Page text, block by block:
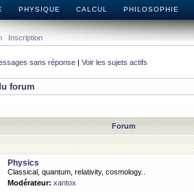
PHYSIQUE CALCUL PHILOSOPHIE
Inscription
sans réponse | Voir les sujets actifs
forum
Forum
Physics
Classical, quantum, relativity, cosmology..
Modérateur: xantox